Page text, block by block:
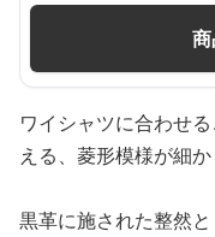
ワイシャツに合わせ
える、菱形模様が細
黒革に施された整然